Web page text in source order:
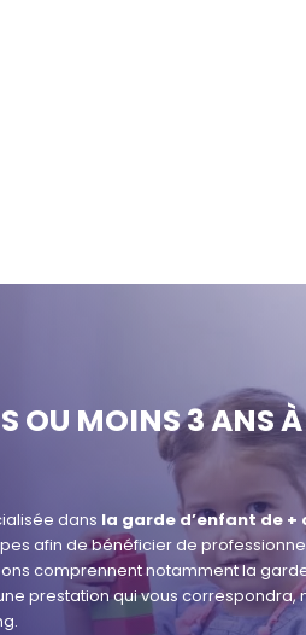
OU MOINS 3 ANS
dans la garde d’enfant de +
afin de bénéficier de
comprennent notamment la
prestation qui vous correspondra,